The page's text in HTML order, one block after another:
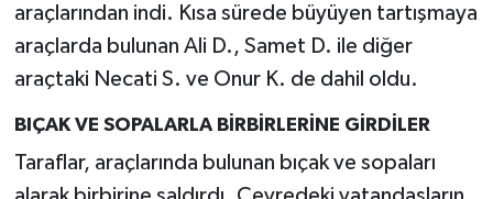
araçlarından indi. Kısa sürede büyüyen tartışmaya
araçlarda bulunan Ali D., Samet D. ile diğer
araçtaki Necati S. ve Onur K. de dahil oldu.
BIÇAK VE SOPALARLA BİRBİRLERİNE GİRDİLER
Taraflar, araçlarında bulunan bıçak ve sopaları